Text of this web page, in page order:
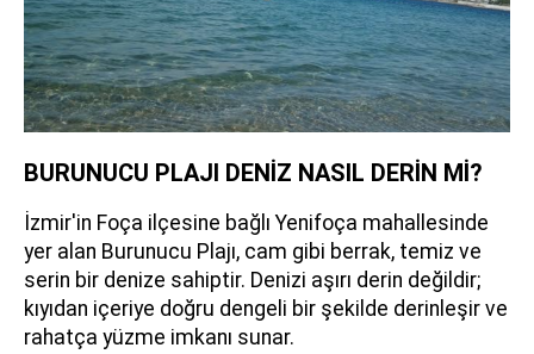
BURUNUCU PLAJI DENİZ NASIL DERİN Mİ?
İzmir'in Foça ilçesine bağlı Yenifoça mahallesinde
yer alan Burunucu Plajı, cam gibi berrak, temiz ve
serin bir denize sahiptir. Denizi aşırı derin değildir;
kıyıdan içeriye doğru dengeli bir şekilde derinleşir ve
rahatça yüzme imkanı sunar.